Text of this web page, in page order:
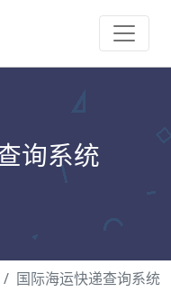
询系统
国际海运快递查询系统